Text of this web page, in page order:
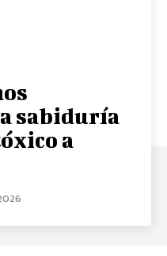
sabiduría
a